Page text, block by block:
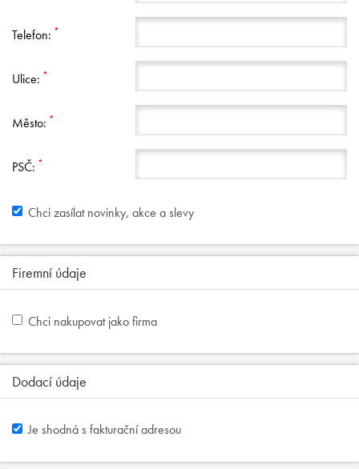
Telefon: *
Ulice: *
Město: *
PSČ: *
Chci zasílat novinky, akce a slevy
Firemní údaje
Chci nakupovat jako firma
Dodací údaje
Je shodná s fakturační adresou